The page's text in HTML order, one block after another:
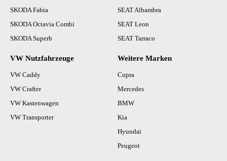
SKODA Fabia
SKODA Octavia Combi
SKODA Superb
SEAT Alhambra
SEAT Leon
SEAT Tarraco
VW Nutzfahrzeuge
VW Caddy
VW Crafter
VW Kastenwagen
VW Transporter
Weitere Marken
Cupra
Mercedes
BMW
Kia
Hyundai
Peugeot